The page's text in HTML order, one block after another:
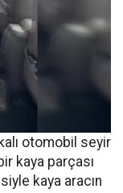
otomobil seyir
kaya parçası
kaya aracın